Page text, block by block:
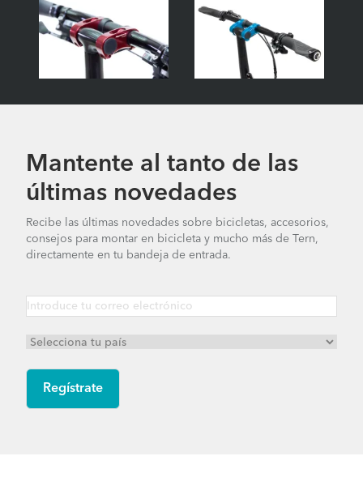
Mantente al tanto de las
últimas novedades
Recibe las últimas novedades sobre bicicletas, accesorios,
consejos para montar en bicicleta y mucho más de Tern,
directamente en tu bandeja de entrada.